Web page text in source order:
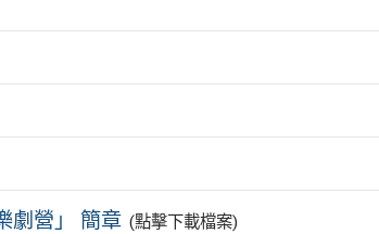
劇營」 簡章 (點擊下載檔案)